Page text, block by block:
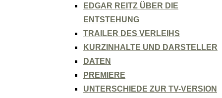
EDGAR REITZ ÜBER DIE
ENTSTEHUNG
TRAILER DES VERLEIHS
KURZINHALTE UND DARSTELLER
DATEN
PREMIERE
UNTERSCHIEDE ZUR TV-VERSION